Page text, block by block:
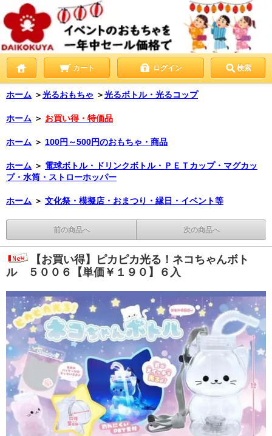
カート ログイン 検索
ホーム ＞光るおもちゃ ＞光るボトル・光るコップ
ホーム ＞ お買い得・特価品
ホーム ＞ 100円～500円のおもちゃ・商品
ホーム ＞ 電球ボトル・ドリンクボトル・ＰＥＴカップ・マグカッ
プ・水筒・ストローホッパー
ホーム ＞ 文化祭・模擬店・おまつり・縁日・イベント等
前の商品へ 次の商品へ
【お買い得】ピカピカ光る！ネコちゃんボト
ル ５００６【単価￥１９０】６入